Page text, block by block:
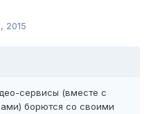
2015
сервисы (вместе с
борются со своими